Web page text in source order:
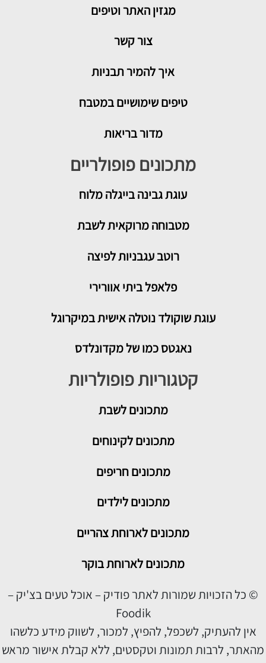
מגזין האתר וטיפים
צור קשר
איך להמיר תבניות
טיפים שימושיים במטבח
מדור בריאות
מתכונים פופולריים
עוגת גבינה בייגלה מלוח
מטבוחה מרוקאית לשבת
רוטב עגבניות לפיצה
פלאפל ביתי אוורירי
עוגת שוקולד נוטלה אישית במיקרוגל
נאגטס כמו של מקדונלדס
קטגוריות פופולריות
מתכוניםלשבת
מתכונים לקינוחים
מתכונים חריפים
מתכונים לילדים
מתכונים לארוחת צהריים
מתכונים לארוחת בוקר
© כל הזכויות שמורות לאתר פודיק – אוכל טעים בצ'יק –
Foodik
אין להעתיק, לשכפל, להפיץ, למכור, לשווק מידע כלשהו
מהאתר, לרבות תמונות וטקסטים, ללא קבלת אישור מראש